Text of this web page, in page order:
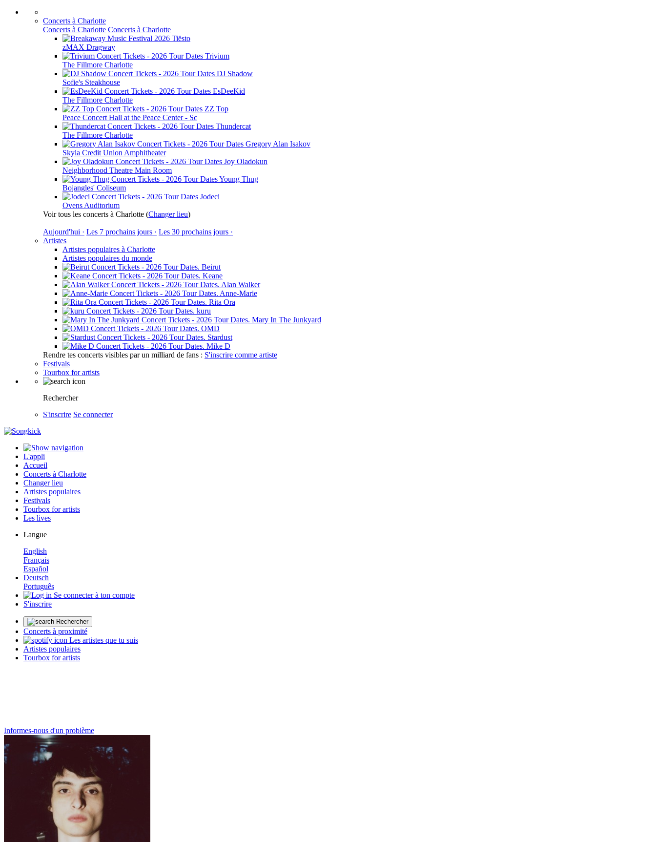
Concerts à Charlotte
Concerts à Charlotte Concerts à Charlotte
Tiësto
zMAX Dragway
Trivium
The Fillmore Charlotte
DJ Shadow
Sofie's Steakhouse
EsDeeKid
The Fillmore Charlotte
ZZ Top
Peace Concert Hall at the Peace Center - Sc
Thundercat
The Fillmore Charlotte
Gregory Alan Isakov
Skyla Credit Union Amphitheater
Joy Oladokun
Neighborhood Theatre Main Room
Young Thug
Bojangles' Coliseum
Jodeci
Ovens Auditorium
Voir tous les concerts à Charlotte (Changer lieu)
Aujourd'hui · Les 7 prochains jours · Les 30 prochains jours ·
Artistes
Artistes populaires à Charlotte
Artistes populaires du monde
Beirut
Keane
Alan Walker
Anne-Marie
Rita Ora
kuru
Mary In The Junkyard
OMD
Stardust
Mike D
Rendre tes concerts visibles par un milliard de fans : S'inscrire comme artiste
Festivals
Tourbox for artists
Rechercher
S'inscrire Se connecter
L'appli
Accueil
Concerts à Charlotte
Changer lieu
Artistes populaires
Festivals
Tourbox for artists
Les lives
Langue
English
Français
Español
Deutsch
Português
Se connecter à ton compte
S'inscrire
Rechercher
Concerts à proximité
Les artistes que tu suis
Artistes populaires
Tourbox for artists
Informes-nous d'un problème